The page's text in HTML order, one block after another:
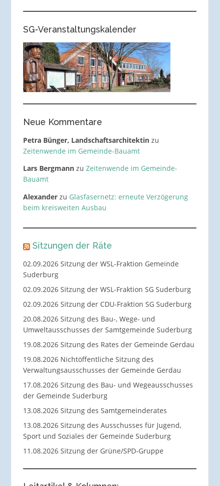
SG-Veranstaltungskalender
Neue Kommentare
Petra Bünger, Landschaftsarchitektinzu
Zeitenwende im Gemeinde-Bauamt
Lars Bergmannzu Zeitenwende im Gemeinde-
Bauamt
Alexanderzu Glasfasernetz: erneute Verzögerung
beim kreisweiten Ausbau
Sitzungen der Räte
02.09.2026 Sitzung der WSL-Fraktion Gemeinde
Suderburg
02.09.2026 Sitzung der WSL-Fraktion SG Suderburg
02.09.2026 Sitzung der CDU-Fraktion SG Suderburg
20.08.2026 Sitzung des Bau-, Wege- und
Umweltausschusses der Samtgemeinde Suderburg
19.08.2026 Sitzung des Rates der Gemeinde Gerdau
19.08.2026 Nichtöffentliche Sitzung des
Verwaltungsausschusses der Gemeinde Gerdau
17.08.2026 Sitzung des Bau- und Wegeausschusses
der Gemeinde Suderburg
13.08.2026 Sitzung des Samtgemeinderates
13.08.2026 Sitzung des Ausschusses für Jugend,
Sport und Soziales der Gemeinde Suderburg
11.08.2026 Sitzung der Grüne/SPD-Gruppe